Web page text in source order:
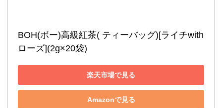
BOH(ボー)高級紅茶( ティーバッグ)[ライチwith
ローズ](2g×20袋)
楽天市場で見る
Amazonで見る